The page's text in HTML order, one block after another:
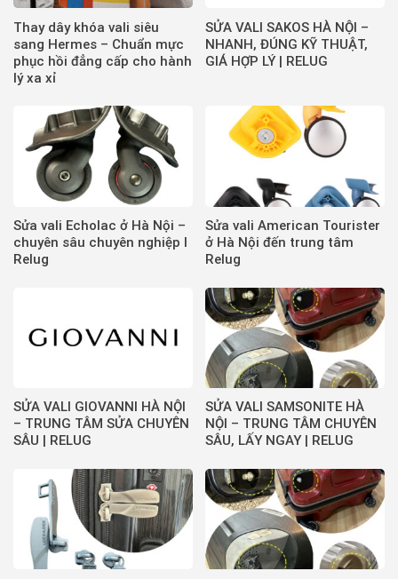
Thay dây khóa vali siêu
sang Hermes – Chuẩn mực
phục hồi đẳng cấp cho hành
lý xa xỉ
SỬA VALI SAKOS HÀ NỘI –
NHANH, ĐÚNG KỸ THUẬT,
GIÁ HỢP LÝ | RELUG
Sửa vali Echolac ở Hà Nội –
chuyên sâu chuyên nghiệp I
Relug
Sửa vali American Tourister
ở Hà Nội đến trung tâm
Relug
SỬA VALI GIOVANNI HÀ NỘI
– TRUNG TÂM SỬA CHUYÊN
SÂU | RELUG
SỬA VALI SAMSONITE HÀ
NỘI – TRUNG TÂM CHUYÊN
SÂU, LẤY NGAY | RELUG